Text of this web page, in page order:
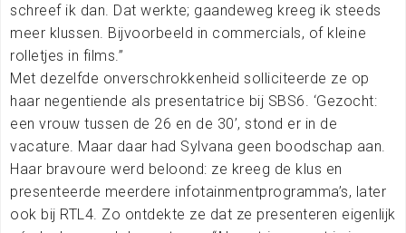
schreef ik dan. Dat werkte; gaandeweg kreeg ik steeds
meer klussen. Bijvoorbeeld in commercials, of kleine
rolletjes in films.”
Met dezelfde onverschrokkenheid solliciteerde ze op
haar negentiende als presentatrice bij SBS6. ‘Gezocht:
een vrouw tussen de 26 en de 30’, stond er in de
vacature. Maar daar had Sylvana geen boodschap aan.
Haar bravoure werd beloond: ze kreeg de klus en
presenteerde meerdere infotainmentprogramma’s, later
ook bij RTL4. Zo ontdekte ze dat ze presenteren eigenlijk